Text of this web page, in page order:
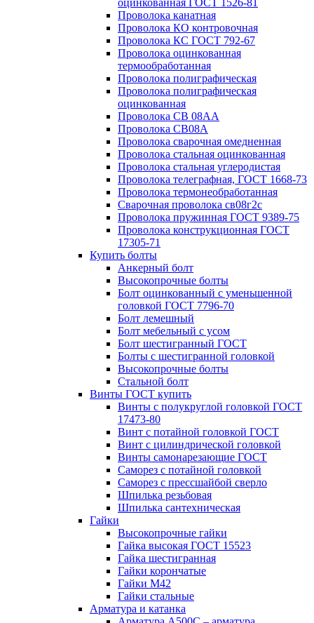
оцинкованная ГОСТ 1526-81
Проволока канатная
Проволока КО контровочная
Проволока КС ГОСТ 792-67
Проволока оцинкованная
термообработанная
Проволока полиграфическая
Проволока полиграфическая
оцинкованная
Проволока СВ 08АА
Проволока СВ08А
Проволока сварочная омедненная
Проволока стальная оцинкованная
Проволока стальная углеродистая
Проволока телеграфная, ГОСТ 1668-73
Проволока термонеобработанная
Сварочная проволока св08г2с
Проволока пружинная ГОСТ 9389-75
Проволока конструкционная ГОСТ
17305-71
Купить болты
Анкерный болт
Высокопрочные болты
Болт оцинкованный с уменьшенной
головкой ГОСТ 7796-70
Болт лемешный
Болт мебельный с усом
Болт шестигранный ГОСТ
Болты с шестигранной головкой
Высокопрочные болты
Стальной болт
Винты ГОСТ купить
Винты с полукруглой головкой ГОСТ
17473-80
Винт с потайной головкой ГОСТ
Винт с цилиндрической головкой
Винты самонарезающие ГОСТ
Саморез с потайной головкой
Саморез с прессшайбой сверло
Шпилька резьбовая
Шпилька сантехническая
Гайки
Высокопрочные гайки
Гайка высокая ГОСТ 15523
Гайка шестигранная
Гайки корончатые
Гайки М42
Гайки стальные
Арматура и катанка